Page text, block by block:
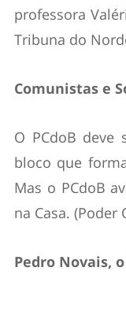
professora
Tribuna do
Comunistas e
O PCdoB
bloco que
Mas o PCdoB
na Casa. (Poder
Pedro Novais,